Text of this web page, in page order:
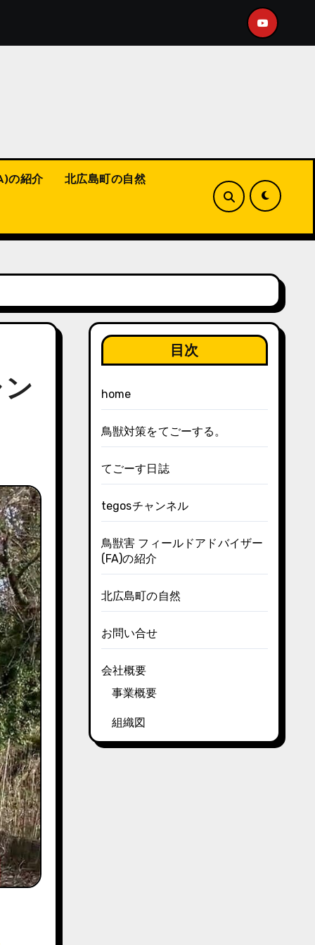
【福山市】こんな活動してま
の紹介 北広島町の自然
目次
home
鳥獣対策をてごーする。
てごーす日誌
tegosチャンネル
鳥獣害 フィールドアドバイザー
(FA)の紹介
北広島町の自然
お問い合せ
会社概要
事業概要
組織図